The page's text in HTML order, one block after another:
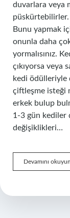
duvarlara veya
püskürtebilirler.
Bunu yapmak
onunla daha
yormalısınız.
çıkıyorsa veya
kedi ödülleriyle
çiftleşme isteği
erkek bulup
1-3 gün kediler
değişiklikleri…
Devamını okuyun